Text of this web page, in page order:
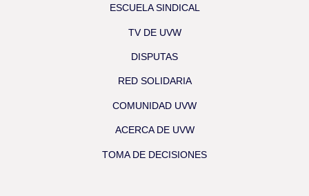
ESCUELA SINDICAL
TV DE UVW
DISPUTAS
RED SOLIDARIA
COMUNIDAD UVW
ACERCA DE UVW
TOMA DE DECISIONES